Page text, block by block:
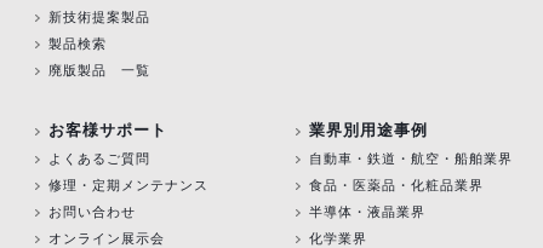
新技術提案製品
製品検索
廃版製品 一覧
お客様サポート
よくあるご質問
修理・定期メンテナンス
お問い合わせ
オンライン展示会
業界別用途事例
自動車・鉄道・航空・船舶業界
食品・医薬品・化粧品業界
半導体・液晶業界
化学業界